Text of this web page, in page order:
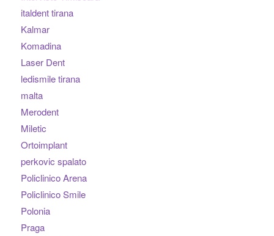
italdent tirana
Kalmar
Komadina
Laser Dent
ledismile tirana
malta
Merodent
Miletic
Ortoimplant
perkovic spalato
Policlinico Arena
Policlinico Smile
Polonia
Praga